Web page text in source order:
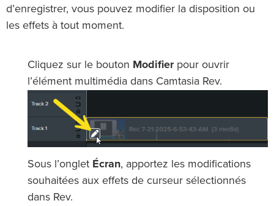
d’enregistrer, vous pouvez modifier la disposition ou
les effets à tout moment.
Cliquez sur le bouton Modifierpour ouvrir
l’élément multimédia dans Camtasia Rev.
Sous l’onglet Écran, apportez les modifications
souhaitées aux effets de curseur sélectionnés
dans Rev.